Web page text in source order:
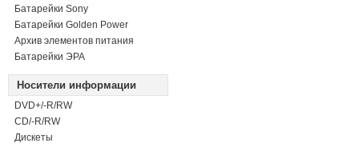
Батарейки Sony
Батарейки Golden Power
Архив элементов питания
Батарейки ЭРА
Носители информации
DVD+/-R/RW
СD/-R/RW
Дискеты